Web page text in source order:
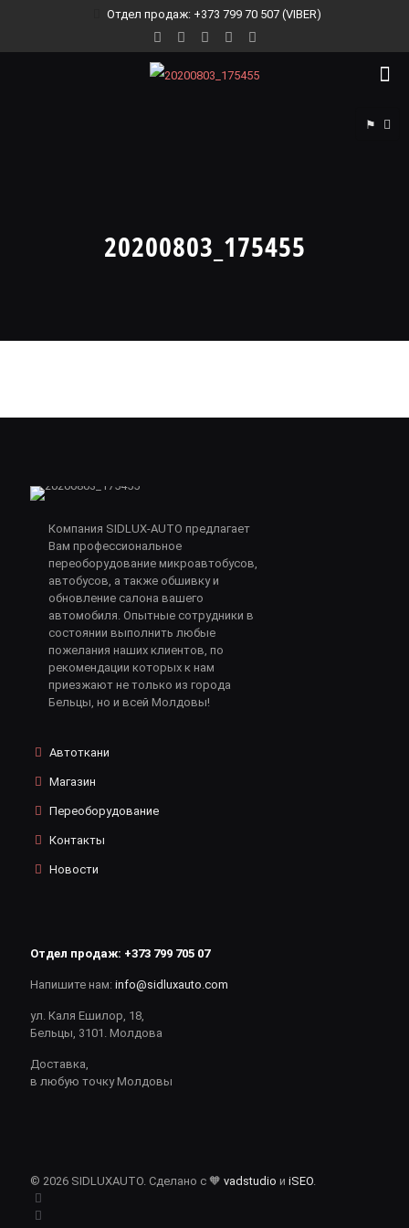
Отдел продаж: +373 799 70 507 (VIBER)
⚑
20200803_175455
Компания SIDLUX-AUTO предлагает
Вам профессиональное
переоборудование микроавтобусов,
автобусов, а также обшивку и
обновление салона вашего
автомобиля. Опытные сотрудники в
состоянии выполнить любые
пожелания наших клиентов, по
рекомендации которых к нам
приезжают не только из города
Бельцы, но и всей Молдовы!
Автоткани
Магазин
Переоборудование
Контакты
Новости
Отдел продаж: +373 799 705 07
Напишите нам: info@sidluxauto.com
ул. Каля Ешилор, 18,
Бельцы, 3101. Молдова
Доставка,
в любую точку Молдовы
© 2026 SIDLUXAUTO. Сделано с 🧡 vadstudio и iSEO.